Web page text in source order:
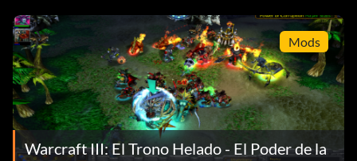
Mods
Warcraft III: El Trono Helado - El Poder de la